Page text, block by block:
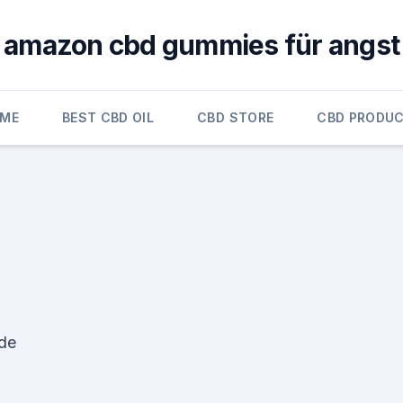
amazon cbd gummies für angst
BEST CBD OIL CBD STORE CBD